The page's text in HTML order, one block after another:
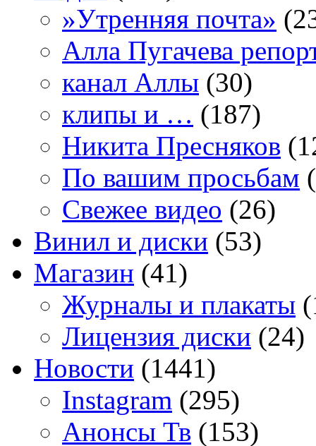
»Утренняя почта»
Алла Пугачева
канал Аллы (30)
клипы и … (187)
Никита Пресняков
По вашим просьбам
Свежее видео (26)
Винил и диски (53)
Магазин (41)
Журналы и плакаты
Лицензия диски (24)
Новости (1441)
Instagram (295)
Анонсы Тв (153)